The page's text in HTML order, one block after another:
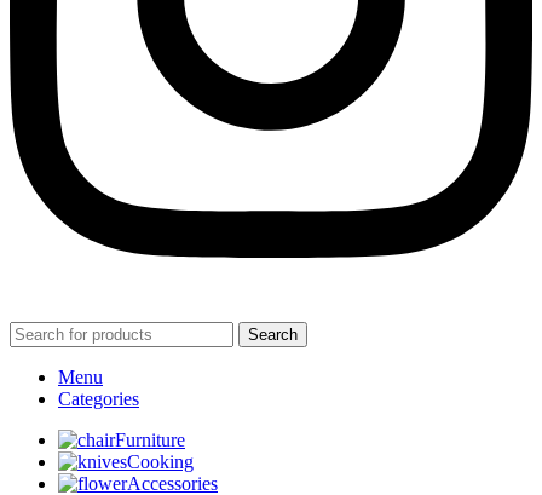
Search
Menu
Categories
Furniture
Cooking
Accessories